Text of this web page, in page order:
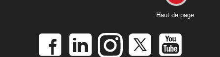
Haut de page